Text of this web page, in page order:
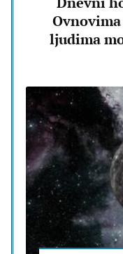
Ovnovima
ljudima